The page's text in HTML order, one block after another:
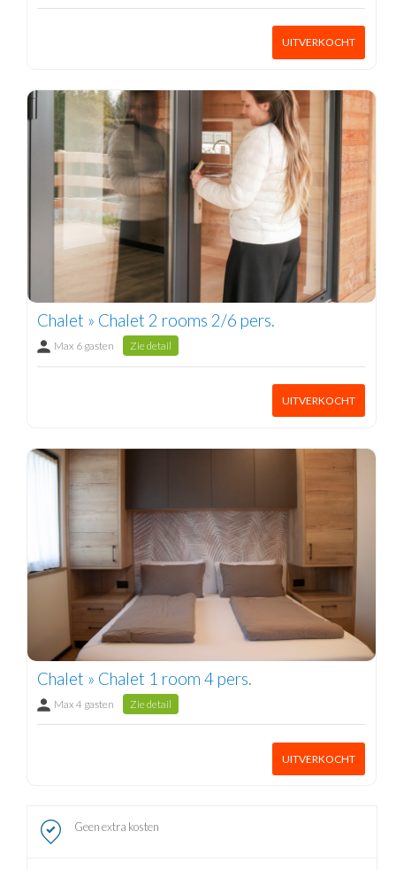
UITVERKOCHT
Chalet » Chalet 2 rooms 2/6 pers.
Max 6 gasten Zie detail
UITVERKOCHT
Chalet » Chalet 1 room 4 pers.
Max 4 gasten Zie detail
UITVERKOCHT
Geen extra kosten